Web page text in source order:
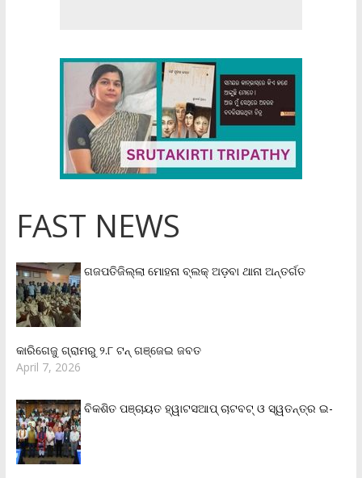
FAST NEWS
ଗଜପତିଜିଲ୍ଲା ମୋହନା ବ୍ଲକ୍‌ ଅଡ଼ବା ଥାନା ଅନ୍ତର୍ଗତ
କାରିଗେଜୁ ଗ୍ରାମରୁ ୨.୮ ଟନ୍ ଗଞ୍ଜେଇ ଜବତ
April 7, 2026
ବିକଶିତ ପଞ୍ଚାୟତ ହ୍ୱାଟସଆପ୍ ଚାଟବଟ୍ ଓ ସ୍ୱତନ୍ତ୍ର ଇ-